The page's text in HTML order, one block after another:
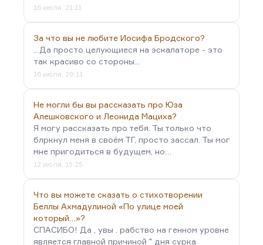
16 июля, 21:11
За что вы не любите Иосифа Бродского?
...Да просто целующиеся на эскалаторе - это
так красиво со стороны...
16 июля, 20:11
Не могли бы вы рассказать про Юза
Алешковского и Леонида Мациха?
Я могу рассказать про тебя. Ты только что
блркнул меня в своём ТГ, просто зассал. Ты мог
мне пригодиться в будущем, но…
12 июля, 15:25
Что вы можете сказать о стихотворении
Беллы Ахмадулиной «По улице моей
который…»?
СПАСИБО! Да , увы . рабство на генном уровне
является главной причиной " дня сурка